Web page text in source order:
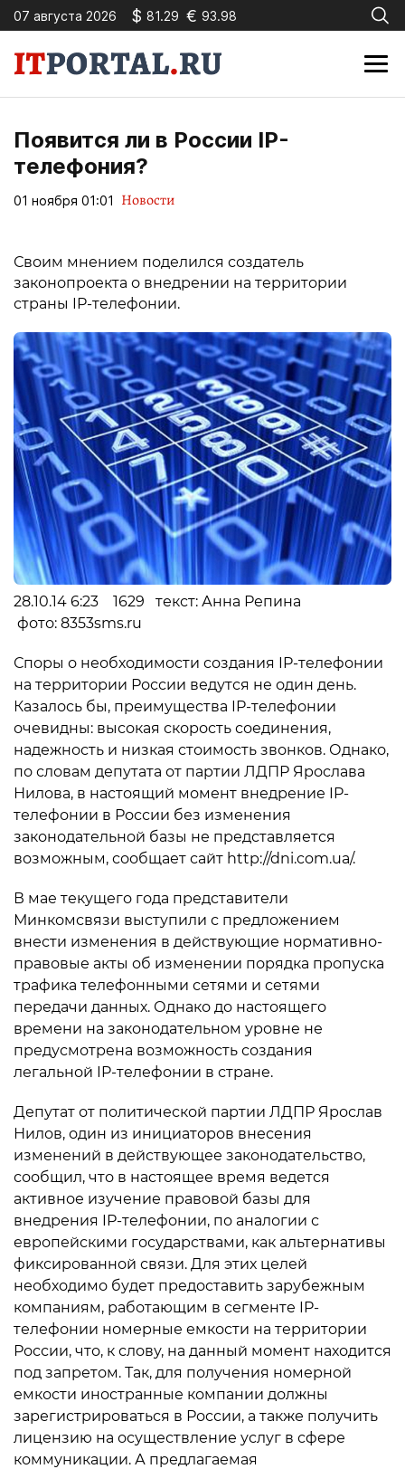
07 августа 2026 $ 81.29 € 93.98
Появится ли в России IP-
телефония?
01 ноября 01:01 Новости
Своим мнением поделился создатель
законопроекта о внедрении на территории
страны IP-телефонии.
28.10.14 6:23 1629 текст: Анна Репина
фото: 8353sms.ru
Споры о необходимости создания IP-телефонии
на территории России ведутся не один день.
Казалось бы, преимущества IP-телефонии
очевидны: высокая скорость соединения,
надежность и низкая стоимость звонков. Однако,
по словам депутата от партии ЛДПР Ярослава
Нилова, в настоящий момент внедрение IP-
телефонии в России без изменения
законодательной базы не представляется
возможным, сообщает сайт http://dni.com.ua/.
В мае текущего года представители
Минкомсвязи выступили с предложением
внести изменения в действующие нормативно-
правовые акты об изменении порядка пропуска
трафика телефонными сетями и сетями
передачи данных. Однако до настоящего
времени на законодательном уровне не
предусмотрена возможность создания
легальной IP-телефонии в стране.
Депутат от политической партии ЛДПР Ярослав
Нилов, один из инициаторов внесения
изменений в действующее законодательство,
сообщил, что в настоящее время ведется
активное изучение правовой базы для
внедрения IP-телефонии, по аналогии с
европейскими государствами, как альтернативы
фиксированной связи. Для этих целей
необходимо будет предоставить зарубежным
компаниям, работающим в сегменте IP-
телефонии номерные емкости на территории
России, что, к слову, на данный момент находится
под запретом. Так, для получения номерной
емкости иностранные компании должны
зарегистрироваться в России, а также получить
лицензию на осуществление услуг в сфере
коммуникации. А предлагаемая